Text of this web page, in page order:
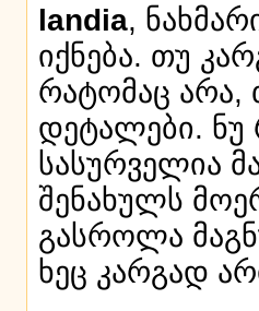
landia,
იქნება. თუ
რატომაც არა,
დეტალები.
სასურველია
შენახულს
გასროლა
ხეც კარგად